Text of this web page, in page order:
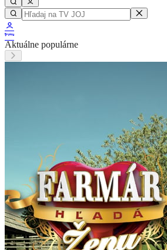
Aktuálne populárne